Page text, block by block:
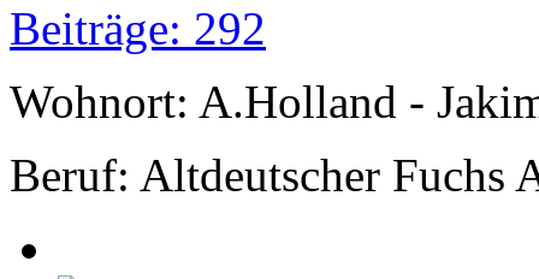
Beiträge: 292
Wohnort: A.Holland -
Beruf: Altdeutscher Fuchs